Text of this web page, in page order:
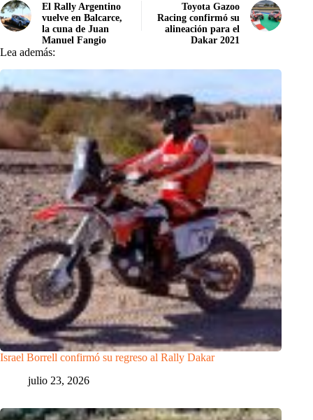
El Rally Argentino
vuelve en Balcarce,
la cuna de Juan
Manuel Fangio
Toyota Gazoo
Racing confirmó su
alineación para el
Dakar 2021
Lea además:
Israel Borrell confirmó su regreso al Rally Dakar
julio 23, 2026